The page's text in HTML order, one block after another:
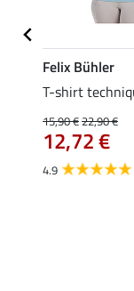
Felix Bühler
T-shirt
15,90 €22,90 €
12,72 €
4.9